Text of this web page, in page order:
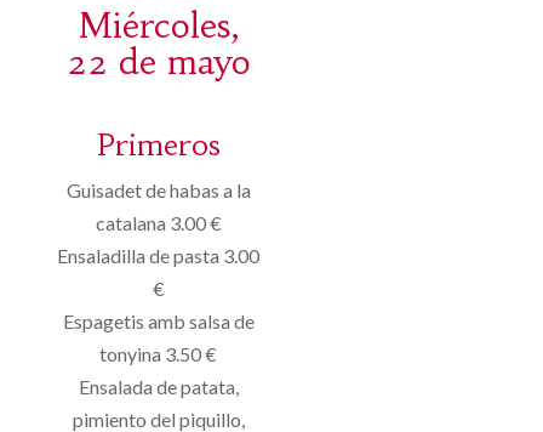
Miércoles,
22 de mayo
Primeros
Guisadet de habas a la
catalana 3.00 €
Ensaladilla de pasta 3.00
€
Espagetis amb salsa de
tonyina 3.50 €
Ensalada de patata,
pimiento del piquillo,